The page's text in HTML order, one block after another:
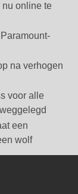
nu online te
na verhogen
voor alle
een
wolf